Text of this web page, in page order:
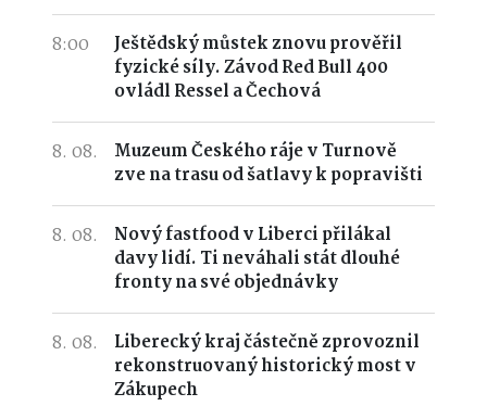
8:00
Ještědský můstek znovu prověřil
fyzické síly. Závod Red Bull 400
ovládl Ressel a Čechová
8. 08.
Muzeum Českého ráje v Turnově
zve na trasu od šatlavy k popravišti
8. 08.
Nový fastfood v Liberci přilákal
davy lidí. Ti neváhali stát dlouhé
fronty na své objednávky
8. 08.
Liberecký kraj částečně zprovoznil
rekonstruovaný historický most v
Zákupech